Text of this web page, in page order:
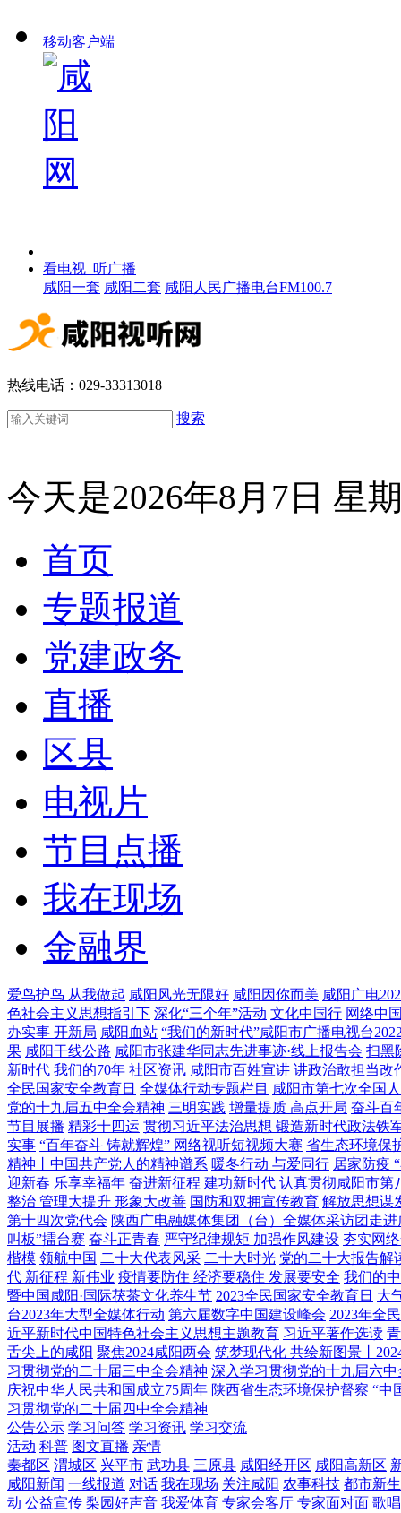
移动客户端
看电视 听广播
咸阳一套 咸阳二套 咸阳人民广播电台FM100.7
热线电话：029-33313018
搜索
今天是2026年8月7日 星
首页
专题报道
党建政务
直播
区县
电视片
节目点播
我在现场
金融界
爱鸟护鸟 从我做起 咸阳风光无限好 咸阳因你而美 咸阳广电
色社会主义思想指引下 深化“三个年”活动 文化中国行 网络中
办实事 开新局 咸阳血站 “我们的新时代”咸阳市广播电视台
果 咸阳干线公路 咸阳市张建华同志先进事迹·线上报告会 扫黑
新时代 我们的70年 社区资讯 咸阳市百姓宣讲 讲政治敢担当改
全民国家安全教育日 全媒体行动专题栏目 咸阳市第七次全国
党的十九届五中全会精神 三明实践 增量提质 高点开局 奋斗百
节目展播 精彩十四运 贯彻习近平法治思想 锻造新时代政法铁
实事 “百年奋斗 铸就辉煌” 网络视听短视频大赛 省生态环境保
精神丨中国共产党人的精神谱系 暖冬行动 与爱同行 居家防疫
迎新春 乐享幸福年 奋进新征程 建功新时代 认真贯彻咸阳市第
整治 管理大提升 形象大改善 国防和双拥宣传教育 解放思想谋
第十四次党代会 陕西广电融媒体集团（台）全媒体采访团走进
叫板”擂台赛 奋斗正青春 严守纪律规矩 加强作风建设 夯实网
楷模 领航中国 二十大代表风采 二十大时光 党的二十大报告解
代 新征程 新伟业 疫情要防住 经济要稳住 发展要安全 我们的
暨中国咸阳·国际茯茶文化养生节 2023全民国家安全教育日 大
台2023年大型全媒体行动 第六届数字中国建设峰会 2023年全
近平新时代中国特色社会主义思想主题教育 习近平著作选读
舌尖上的咸阳 聚焦2024咸阳两会 筑梦现代化 共绘新图景丨
习贯彻党的二十届三中全会精神 深入学习贯彻党的十九届六中
庆祝中华人民共和国成立75周年 陕西省生态环境保护督察 “中
习贯彻党的二十届四中全会精神
公告公示 学习问答 学习资讯 学习交流
活动 科普 图文直播 亲情
秦都区 渭城区 兴平市 武功县 三原县 咸阳经开区 咸阳高新区
咸阳新闻 一线报道 对话 我在现场 关注咸阳 农事科技 都市新
动 公益宣传 梨园好声音 我爱体育 专家会客厅 专家面对面 歌